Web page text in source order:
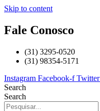
Skip to content
Fale Conosco
(31) 3295-0520
(31) 98354-5171
Instagram Facebook-f Twitter
Search
Search